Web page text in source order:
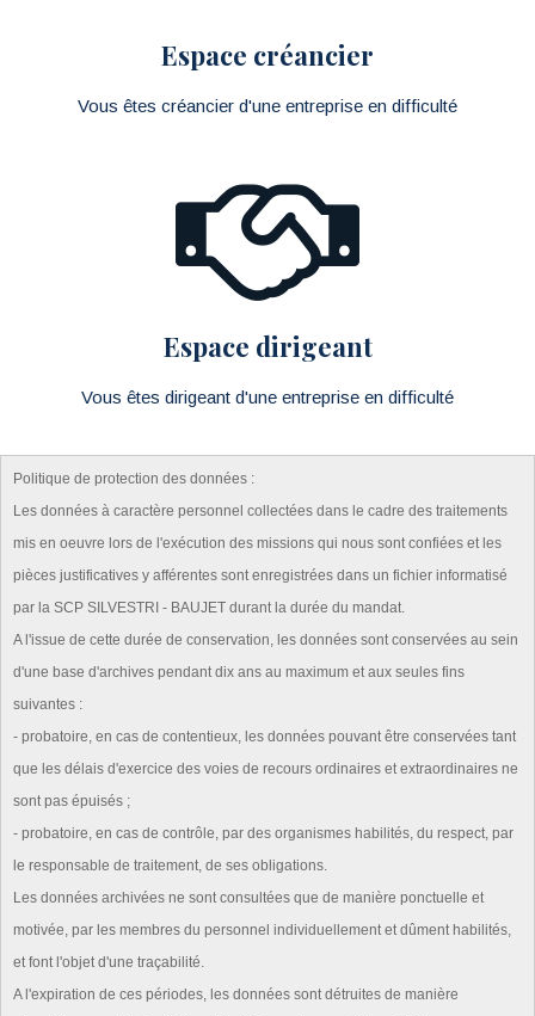
Espace créancier
Vous êtes créancier d'une entreprise en difficulté
Espace dirigeant
Vous êtes dirigeant d'une entreprise en difficulté
Politique de protection des données :
Les données à caractère personnel collectées dans le cadre des traitements
mis en oeuvre lors de l'exécution des missions qui nous sont confiées et les
pièces justificatives y afférentes sont enregistrées dans un fichier informatisé
par la SCP SILVESTRI - BAUJET durant la durée du mandat.
A l'issue de cette durée de conservation, les données sont conservées au sein
d'une base d'archives pendant dix ans au maximum et aux seules fins
suivantes :
- probatoire, en cas de contentieux, les données pouvant être conservées tant
que les délais d'exercice des voies de recours ordinaires et extraordinaires ne
sont pas épuisés ;
- probatoire, en cas de contrôle, par des organismes habilités, du respect, par
le responsable de traitement, de ses obligations.
Les données archivées ne sont consultées que de manière ponctuelle et
motivée, par les membres du personnel individuellement et dûment habilités,
et font l'objet d'une traçabilité.
A l'expiration de ces périodes, les données sont détruites de manière